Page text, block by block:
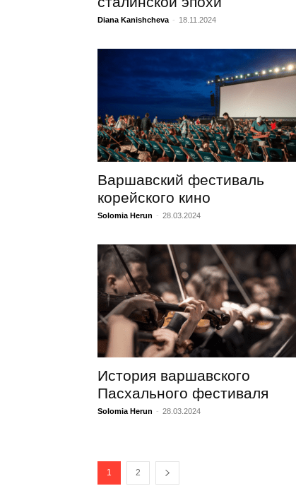
Diana Kanishcheva - 18.11.2024
Варшавский фестиваль
корейского кино
Solomia Herun - 28.03.2024
История варшавского
Пасхального фестиваля
Solomia Herun - 28.03.2024
1 2